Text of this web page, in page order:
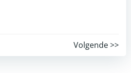
Post
Volgende >>